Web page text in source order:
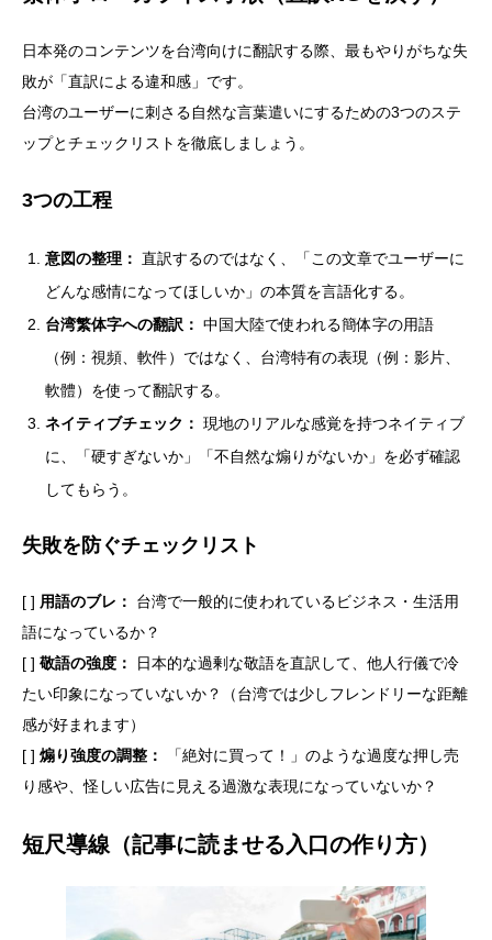
日本発のコンテンツを台湾向けに翻訳する際、最もやりがちな失
敗が「直訳による違和感」です。
台湾のユーザーに刺さる自然な言葉遣いにするための3つのステ
ップとチェックリストを徹底しましょう。
3つの工程
意図の整理： 直訳するのではなく、「この文章でユーザーに
どんな感情になってほしいか」の本質を言語化する。
台湾繁体字への翻訳： 中国大陸で使われる簡体字の用語
（例：視頻、軟件）ではなく、台湾特有の表現（例：影片、
軟體）を使って翻訳する。
ネイティブチェック： 現地のリアルな感覚を持つネイティブ
に、「硬すぎないか」「不自然な煽りがないか」を必ず確認
してもらう。
失敗を防ぐチェックリスト
[ ] 用語のブレ：
台湾で一般的に使われているビジネス・生活用
語になっているか？
[ ] 敬語の強度：
日本的な過剰な敬語を直訳して、他人行儀で冷
たい印象になっていないか？（台湾では少しフレンドリーな距離
感が好まれます）
[ ] 煽り強度の調整：
「絶対に買って！」のような過度な押し売
り感や、怪しい広告に見える過激な表現になっていないか？
短尺導線（記事に読ませる入口の作り方）